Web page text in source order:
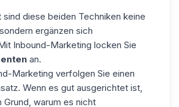
sind diese beiden Techniken keine
ergänzen sich
Inbound-Marketing locken Sie
an.
Marketing verfolgen Sie einen
Wenn es gut ausgerichtet ist,
Grund, warum es nicht